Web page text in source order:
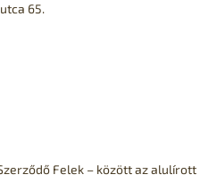
65.
Felek – között az alulírott